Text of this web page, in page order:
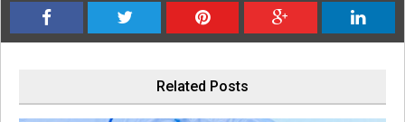
Related Posts